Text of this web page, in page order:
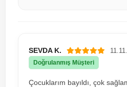
SEVDA K.
Doğrulanmış Müşteri
Çocuklarım bayıldı, çok